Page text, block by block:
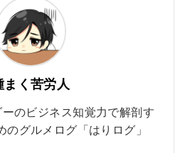
まく苦労人
のビジネス知覚力で解剖す
のグルメログ「はりログ」